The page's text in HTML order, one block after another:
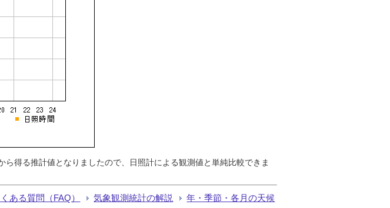
得る推計値となりましたので、日照計による観測値と単純比較できま
ある質問（FAQ） 気象観測統計の解説 年・季節・各月の天候